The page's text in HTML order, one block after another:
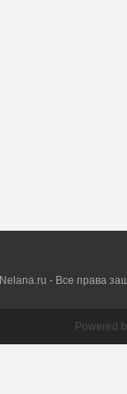
- Все права
Powered